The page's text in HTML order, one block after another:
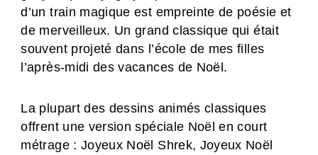
d’un train magique est empreinte de poésie et
de merveilleux. Un grand classique qui était
souvent projeté dans l’école de mes filles
l’après-midi des vacances de Noël.
La plupart des dessins animés classiques
offrent une version spéciale Noël en court
métrage : Joyeux Noël Shrek, Joyeux Noël